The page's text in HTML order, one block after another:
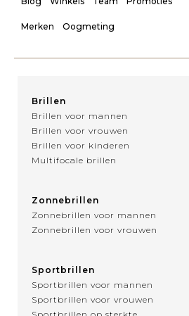
Merken Oogmeting
Brillen
Brillen voor mannen
Brillen voor vrouwen
Brillen voor kinderen
Multifocale brillen
Zonnebrillen
Zonnebrillen voor mannen
Zonnebrillen voor vrouwen
Sportbrillen
Sportbrillen voor mannen
Sportbrillen voor vrouwen